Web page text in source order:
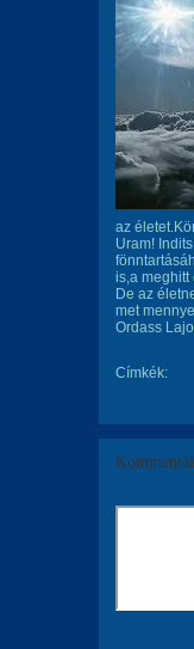
az
Uram!
is,a
De az
met
Ordass
Címkék: